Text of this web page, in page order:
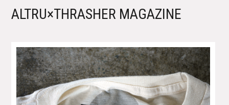
ALTRU×THRASHER MAGAZINE